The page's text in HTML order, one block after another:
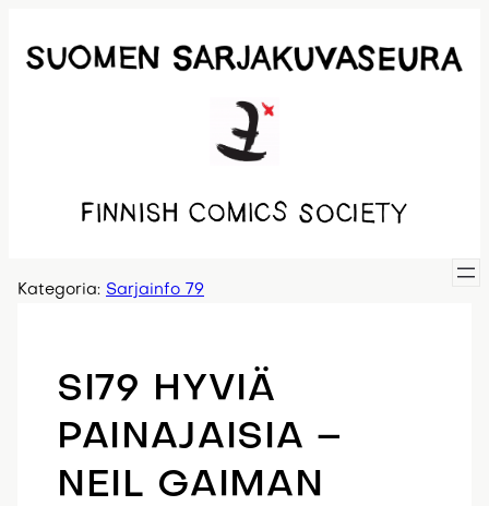
sisältöön
Kategoria: Sarjainfo 79
SI79 HYVIÄ
PAINAJAISIA –
NEIL GAIMAN